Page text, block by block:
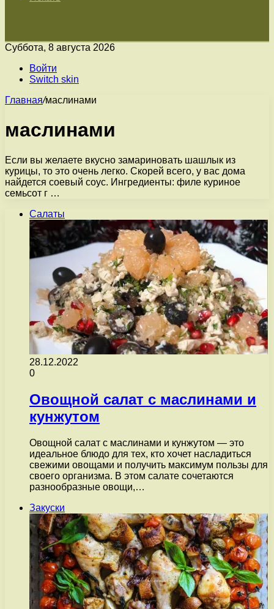
Суббота, 8 августа 2026
Войти
Switch skin
Главная/маслинами
маслинами
Если вы желаете вкусно замариновать шашлык из
курицы, то это очень легко. Скорей всего, у вас дома
найдется соевый соус. Ингредиенты: филе куриное
семьсот г …
Салаты
28.12.2022
0
Овощной салат с маслинами и
кунжутом
Овощной салат с маслинами и кунжутом — это
идеальное блюдо для тех, кто хочет насладиться
свежими овощами и получить максимум пользы для
своего организма. В этом салате сочетаются
разнообразные овощи,…
Закуски